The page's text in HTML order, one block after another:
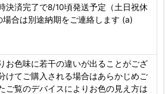
決済完了で8/10頃発送予定（土日祝休
合は別途納期をご連絡します (a)
お色味に若干の違いが出ることがござ
けてご購入される場合はあらかじめご
ご覧のデバイスによりお色の見え方は